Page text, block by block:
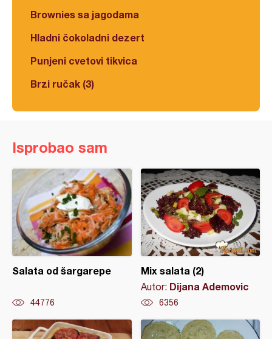
Brownies sa jagodama
Hladni čokoladni dezert
Punjeni cvetovi tikvica
Brzi ručak (3)
Isprobao sam
Salata od šargarepe
44776
Mix salata (2)
Autor: Dijana Ademovic
6356